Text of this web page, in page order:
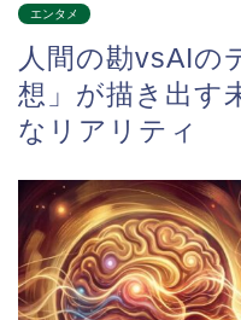
エンタメ
人間の勘vsAIの
想」が描き出す
なリアリティ